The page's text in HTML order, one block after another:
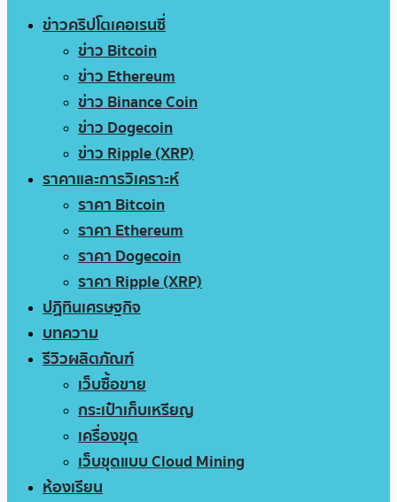
ข่าวคริปโตเคอเรนซี่
ข่าว Bitcoin
ข่าว Ethereum
ข่าว Binance Coin
ข่าว Dogecoin
ข่าว Ripple (XRP)
ราคาและการวิเคราะห์
ราคา Bitcoin
ราคา Ethereum
ราคา Dogecoin
ราคา Ripple (XRP)
ปฏิทินเศรษฐกิจ
บทความ
รีวิวผลิตภัณฑ์
เว็บซื้อขาย
กระเป๋าเก็บเหรียญ
เครื่องขุด
เว็บขุดแบบ Cloud Mining
ห้องเรียน